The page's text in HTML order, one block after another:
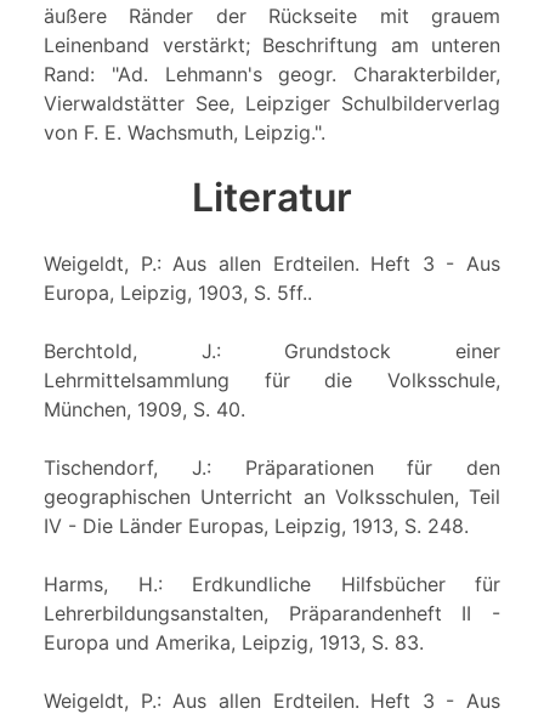
äußere Ränder der Rückseite mit grauem
Leinenband verstärkt; Beschriftung am unteren
Rand: "Ad. Lehmann's geogr. Charakterbilder,
Vierwaldstätter See, Leipziger Schulbilderverlag
von F. E. Wachsmuth, Leipzig.".
Literatur
Weigeldt, P.: Aus allen Erdteilen. Heft 3 - Aus
Europa, Leipzig, 1903, S. 5ff..
Berchtold, J.: Grundstock einer
Lehrmittelsammlung für die Volksschule,
München, 1909, S. 40.
Tischendorf, J.: Präparationen für den
geographischen Unterricht an Volksschulen, Teil
IV - Die Länder Europas, Leipzig, 1913, S. 248.
Harms, H.: Erdkundliche Hilfsbücher für
Lehrerbildungsanstalten, Präparandenheft II -
Europa und Amerika, Leipzig, 1913, S. 83.
Weigeldt, P.: Aus allen Erdteilen. Heft 3 - Aus